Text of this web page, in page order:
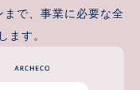
で、事業に必要な全
ます。